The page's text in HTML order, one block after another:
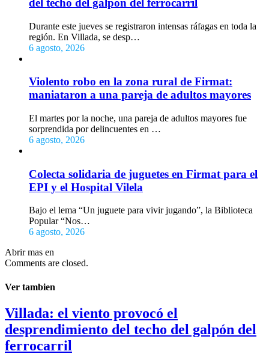
del techo del galpón del ferrocarril
Durante este jueves se registraron intensas ráfagas en toda la
región. En Villada, se desp…
6 agosto, 2026
Violento robo en la zona rural de Firmat:
maniataron a una pareja de adultos mayores
El martes por la noche, una pareja de adultos mayores fue
sorprendida por delincuentes en …
6 agosto, 2026
Colecta solidaria de juguetes en Firmat para el
EPI y el Hospital Vilela
Bajo el lema “Un juguete para vivir jugando”, la Biblioteca
Popular “Nos…
6 agosto, 2026
Abrir mas en
Comments are closed.
Ver tambien
Villada: el viento provocó el
desprendimiento del techo del galpón del
ferrocarril